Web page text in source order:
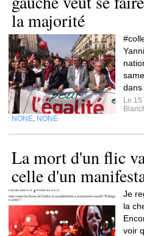
la majorité
dans
Le
NONE NONE
La mort d'un flic
celle d'un
Je
la
voir